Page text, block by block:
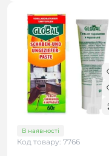
В наявності
Код товару: 7766